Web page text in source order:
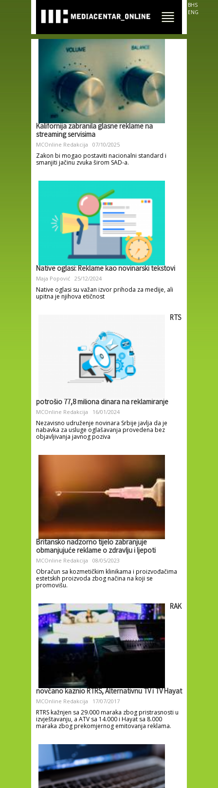
main
content
BHS
ENG
Kalifornija zabranila glasne reklame na
streaming servisima
MCOnline Redakcija 07/10/2025
Zakon bi mogao postaviti nacionalni standard i
smanjiti jačinu zvuka širom SAD-a.
Native oglasi: Reklame kao novinarski tekstovi
Maja Popović 25/12/2024
Native oglasi su važan izvor prihoda za medije, ali
upitna je njihova etičnost
RTS
potrošio 77,8 miliona dinara na reklamiranje
MCOnline Redakcija 16/01/2024
Nezavisno udruženje novinara Srbije javlja da je
nabavka za usluge oglašavanja provedena bez
objavljivanja javnog poziva
Britansko nadzorno tijelo zabranjuje
obmanjujuće reklame o zdravlju i ljepoti
MCOnline Redakcija 08/05/2023
Obračun sa kozmetičkim klinikama i proizvođačima
estetskih proizvoda zbog načina na koji se
promovišu.
RAK
novčano kaznio RTRS, Alternativnu TV i TV Hayat
MCOnline Redakcija 17/07/2017
RTRS kažnjen sa 29.000 maraka zbog pristrasnosti u
izvještavanju, a ATV sa 14.000 i Hayat sa 8.000
maraka zbog prekomjernog emitovanja reklama.